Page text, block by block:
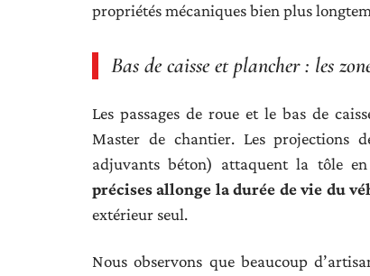
propriétés mécaniques bien plus
Bas de caisse et plancher : les
Les passages de roue et le bas de
Master de chantier. Les projections
adjuvants béton) attaquent la tôle
précises allonge la durée de vie du
extérieur seul.
Nous observons que beaucoup